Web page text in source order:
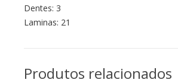
Dentes: 3
Laminas: 21
Produtos relacionados